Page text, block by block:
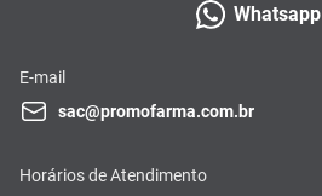
Whatsapp
E-mail
sac@promofarma.com.br
Horários de Atendimento